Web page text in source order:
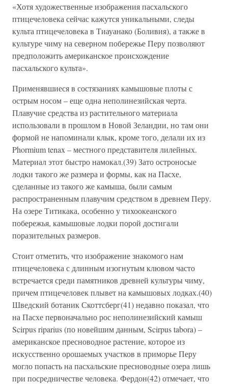
«Хотя художественные изображения пасхальского
птицечеловека сейчас кажутся уникальными, следы
культа птицечеловека в Тиауанако (Боливия), а также в
культуре чиму на северном побережье Перу позволяют
предположить американское происхождение
пасхальского культа».
Применявшиеся в состязаниях камышовые плоты с
острым носом – еще одна неполинезийская черта.
Плавучие средства из растительного материала
использовали в прошлом в Новой Зеландии, но там они
формой не напоминали клык, кроме того, делали их из
Phormium tenax – местного представителя лилейных.
Материал этот быстро намокал.(39) Зато остроносые
лодки такого же размера и формы, как на Пасхе,
сделанные из такого же камыша, были самым
распространенным плавучим средством в древнем Перу.
На озере Титикака, особенно у тихоокеанского
побережья, камышовые лодки порой достигали
поразительных размеров.
Стоит отметить, что изображение знакомого нам
птицечеловека с длинным изогнутым клювом часто
встречается среди памятников древней культуры чиму,
причем птицечеловек плывет на камышовых лодках.(40)
Шведский ботаник Скоттсберг(41) недавно показал, что
на Пасхе первоначально рос неполинезийский камыш
Scirpus riparius (по новейшим данным, Scirpus tabora) –
американское пресноводное растение, которое из
искусственно орошаемых участков в приморье Перу
могло попасть на пасхальские пресноводные озера лишь
при посредничестве человека. Фердон(42) отмечает, что